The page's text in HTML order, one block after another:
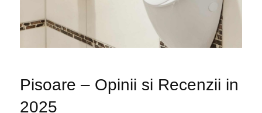
Pisoare – Opinii si Recenzii in
2025